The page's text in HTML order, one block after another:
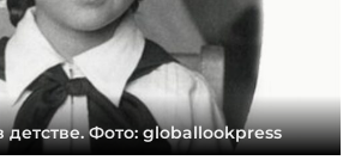
детстве. Фото: globallookpress